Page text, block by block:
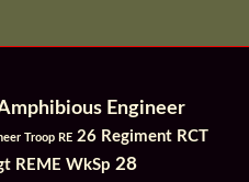
Engineer
Troop RE 26 Regiment RCT
REME WkSp 28